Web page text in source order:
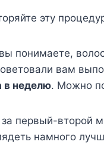
эту
понимаете,
вам
в неделю. Можно
первый-второй
намного